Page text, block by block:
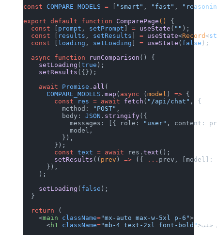
const COMPARE_MODELS = [ "smart" , "fast" ,
export default function ComparePage ()
  const
[ prompt , setPrompt ] useState ( "" );
  const
[results , setResults ] useState<Record<
  const
[ loading , setLoading ] useState (false );
  async
function runComparison () {
    setLoading
( true );
    setResults
({});
    await
Promise .all
      COMPARE_MODELS
.map (async (model ) => {
        const
res = await fetch ( "/api/chat"
, {
          method:
"POST"
          body:
JSON .stringify ({
            messages: [{ role:
"user"
, content:
            model,
          }),
        });
        const
text = await res.text ();
        setResults
(( prev ) => ({ ... prev,
      }),
    );
    setLoading
(false );
  }
  return
(
    <
main className="mx-auto max-w-5xl p-6"
      <
h1 className="mb-4 text-2xl font-bold"